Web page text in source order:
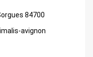
84700
avignon